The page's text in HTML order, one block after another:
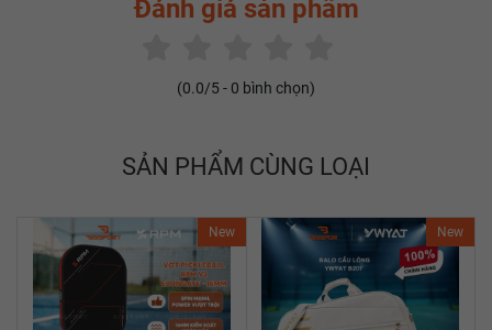
Đánh giá sản phẩm
(0.0/5 - 0 bình chọn)
SẢN PHẨM CÙNG LOẠI
New New